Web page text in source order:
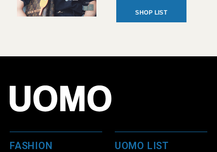
SHOP LIST
FASHION UOMO LIST